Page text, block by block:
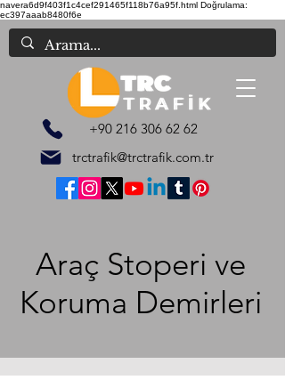
navera6d9f403f1c4cef291465f118b76a95f.html Doğrulama:
ec397aaab8480f6e
trctrafik@trctrafik.com.tr
+90 216 306 62 62
Araç Stoperi ve
Koruma Demirleri